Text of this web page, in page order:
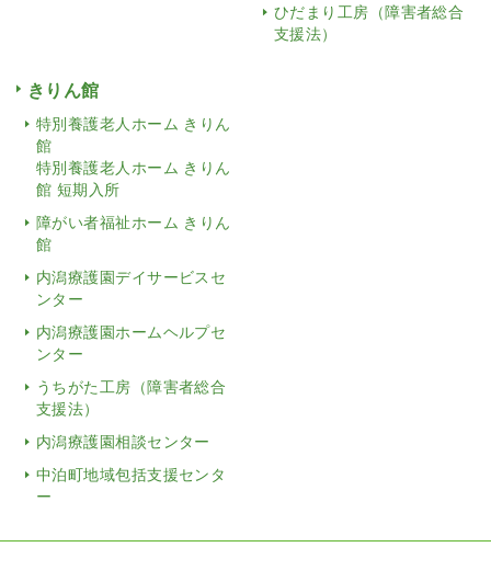
ひだまり工房（障害者総合
支援法）
きりん館
特別養護老人ホーム きりん
館
特別養護老人ホーム きりん
館 短期入所
障がい者福祉ホーム きりん
館
内潟療護園デイサービスセ
ンター
内潟療護園ホームヘルプセ
ンター
うちがた工房（障害者総合
支援法）
内潟療護園相談センター
中泊町地域包括支援センタ
ー